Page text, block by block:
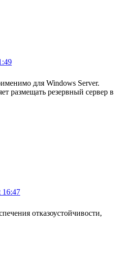
для Windows Server.
размещать резервный сервер в
16:47
отказоустойчивости,